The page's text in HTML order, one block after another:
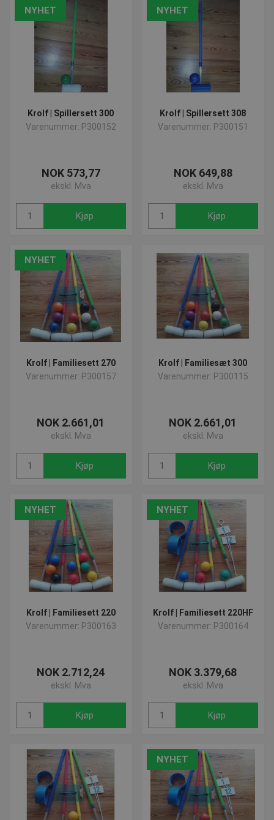
NYHET
Krolf | Spillersett 300
Varenummer: P300152
NOK 573,77
ekskl. Mva
Kjøp
NYHET
Krolf | Spillersett 308
Varenummer: P300151
NOK 649,88
ekskl. Mva
Kjøp
NYHET
Krolf | Familiesett 270
Varenummer: P300157
NOK 2.661,01
ekskl. Mva
Kjøp
Krolf | Familiesæt 300
Varenummer: P300115
NOK 2.661,01
ekskl. Mva
Kjøp
NYHET
Krolf | Familiesett 220
Varenummer: P300163
NOK 2.712,24
ekskl. Mva
Kjøp
NYHET
Krolf | Familiesett 220HF
Varenummer: P300164
NOK 3.379,68
ekskl. Mva
Kjøp
NYHET